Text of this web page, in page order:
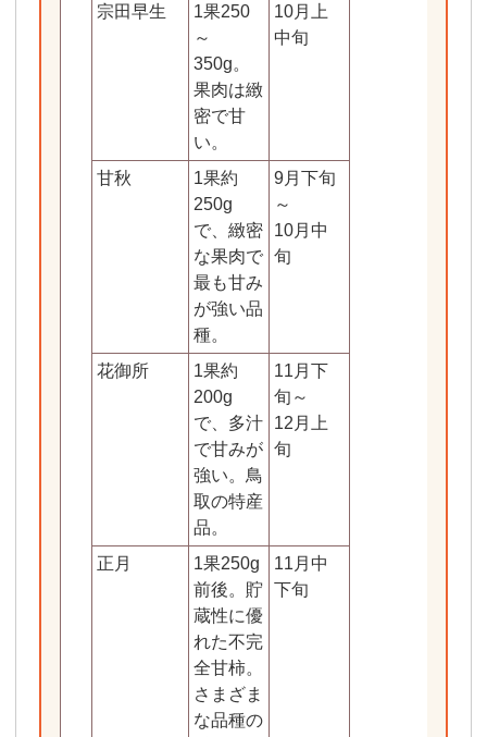
宗田早生
1果250
～
350g。
果肉は緻
密で甘
い。
10月上
中旬
甘秋
1果約
250g
で、緻密
な果肉で
最も甘み
が強い品
種。
9月下旬
～
10月中
旬
花御所
1果約
200g
で、多汁
で甘みが
強い。鳥
取の特産
品。
11月下
旬～
12月上
旬
正月
1果250g
前後。貯
蔵性に優
れた不完
全甘柿。
さまざま
な品種の
11月中
下旬